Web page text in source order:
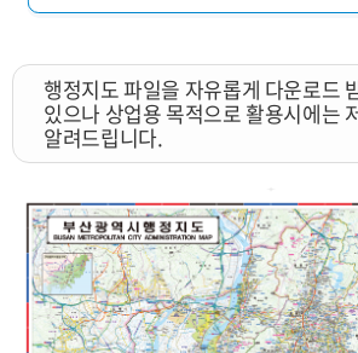
지도 활용 서비스
행정지도 파일을 자유롭게 다운로드
있으나 상업용 목적으로 활용시에는
알려드립니다.